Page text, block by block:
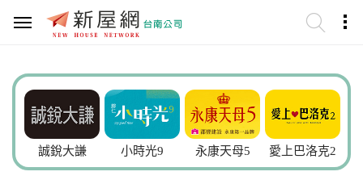
小時光9 永康天母5 愛上巴洛克2 青石居3